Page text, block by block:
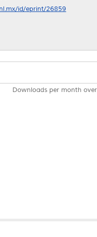
id/eprint/26859
Downloads per month